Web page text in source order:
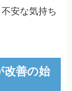
安な気持ち
改善の始